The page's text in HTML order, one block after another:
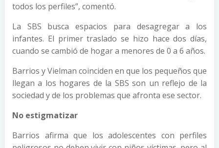
todos los perfiles”, comentó.
La SBS busca espacios para desagregar a los
infantes. El primer traslado se hizo hace dos días,
cuando se cambió de hogar a menores de 0 a 6 años.
Barrios y Vielman coinciden en que los pequeños que
llegan a los hogares de la SBS son un reflejo de la
sociedad y de los problemas que afronta ese sector.
No estigmatizar
Barrios afirma que los adolescentes con perfiles